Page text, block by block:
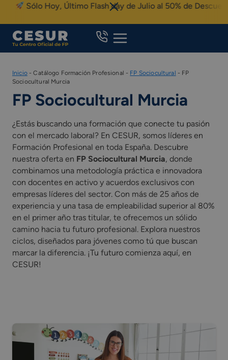
content
Sólo Hoy, Último Flash day de Julio al 50% de Descuento
Inicio-Catálogo Formación Profesional - FP Sociocultural - FP
Sociocultural Murcia
FP Sociocultural Murcia
¿Estás buscando una formación que conecte tu pasión
con el mercado laboral? En CESUR, somos líderes en
Formación Profesional en toda España. Descubre
nuestra oferta en FP Sociocultural Murcia, donde
combinamos una metodología práctica e innovadora
con docentes en activo y acuerdos exclusivos con
empresas líderes del sector. Con más de 25 años de
experiencia y una tasa de empleabilidad superior al 80%
en el primer año tras titular, te ofrecemos un sólido
camino hacia tu futuro profesional. Explora nuestros
ciclos, diseñados para jóvenes como tú que buscan
marcar la diferencia. ¡Tu futuro comienza aquí, en
CESUR!